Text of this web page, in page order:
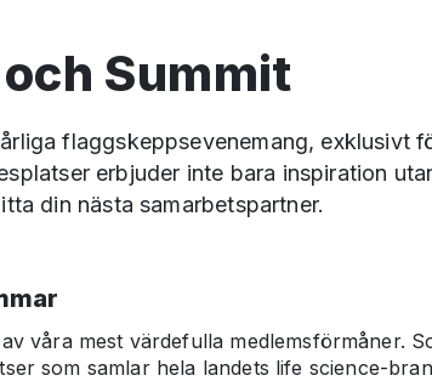
Summit
flaggskeppsevenemang, exklusivt
erbjuder inte bara inspiration
din nästa samarbetspartner.
våra mest värdefulla medlemsförmåner.
som samlar hela landets life science-